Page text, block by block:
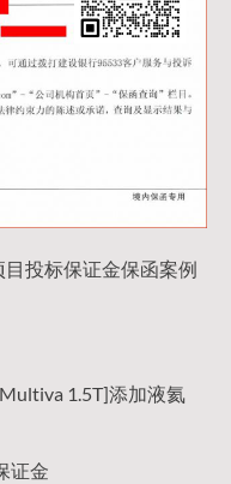
投标保证金保函案例
1.5T]添加液氦
证金